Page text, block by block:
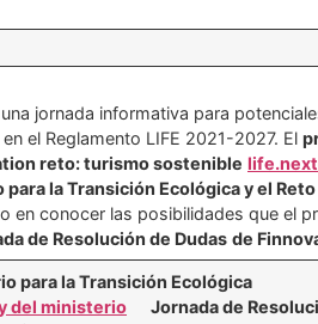
una jornada informativa para
el Reglamento LIFE 2021-2027. El
reto: turismo sostenible
la Transición Ecológica y el
en conocer las posibilidades que el
de Resolución de Dudas de
para la Transición Ecológica
del ministerio
Jornada de